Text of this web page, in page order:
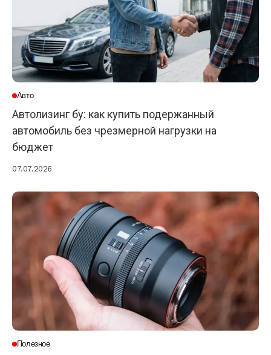
Авто
Автолизинг бу: как купить подержанный
автомобиль без чрезмерной нагрузки на
бюджет
07.07.2026
Полезное